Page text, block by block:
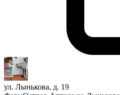
ул. Лынькова, д. 19